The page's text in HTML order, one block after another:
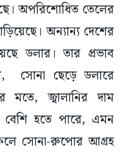
অপরিশোধিত তেলের
অন্যান্য দেশের
ডলার। তার প্রভাব
সোনা ছেড়ে ডলারে
মতে, জ্বালানির দাম
বেশি হতে পারে, এমন
ফলে সোনা-রুপোর আগ্রহ